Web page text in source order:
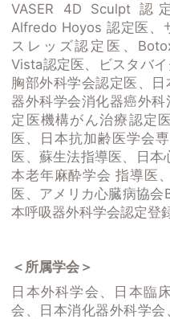
VASER 4D Sculpt 認
Alfredo Hoyos 認定医、
スレッズ認定医、
Vista認定医、ビスタバ
胸部外科学会認定医、
器外科学会消化器癌外
定医機構がん治療認定
医、日本抗加齢医学会
医、蘇生法指導医、日本
本老年麻酔学会 指導医
医、アメリカ心臓病協会
本呼吸器外科学会認定登
＜所属学会＞
日本外科学会、日本臨
会、日本消化器外科学